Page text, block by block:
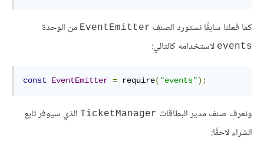
كما فعلنا سابقًا نستورد الصنف ‎EventEmitter‎ من الوحدة
‎events‎ لاستخدامه كالتالي:
const EventEmitter = require( "events");
ونعرف صنف مدير البطاقات ‎TicketManager‎ الذي سيوفر تابع
الشراء لاحقًا: